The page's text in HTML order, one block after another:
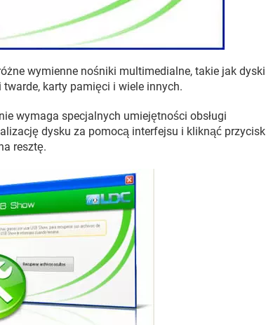
wymienne nośniki multimedialne, takie jak dyski
karty pamięci i wiele innych.
wymaga specjalnych umiejętności obsługi
dysku za pomocą interfejsu i kliknąć przycisk
resztę.